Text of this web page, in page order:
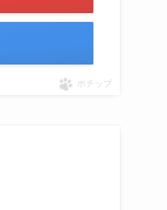
ポチップ